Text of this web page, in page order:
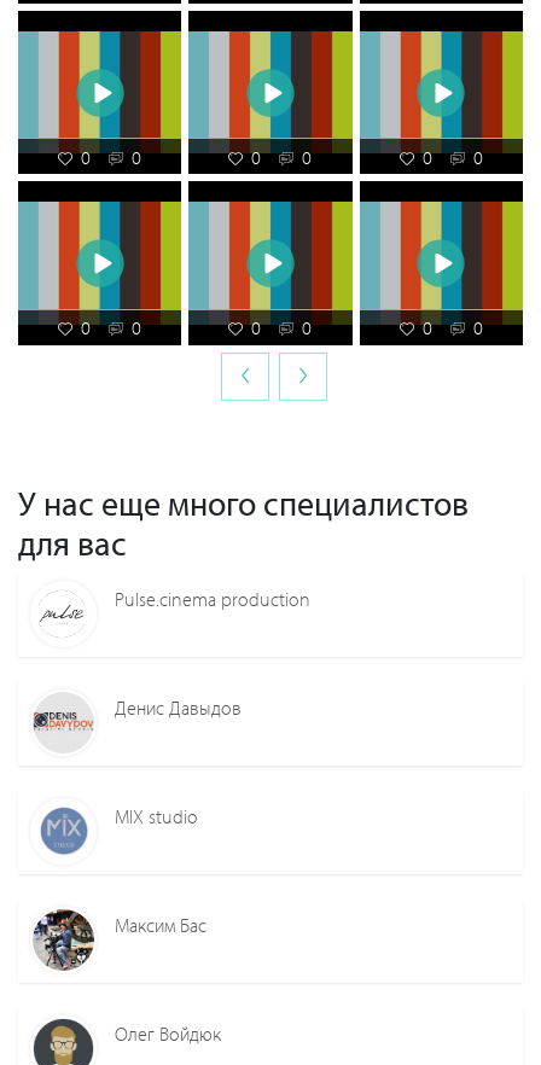
0 0 0 0 0 0
0 0 0 0 0 0
‹ ›
У нас еще много специалистов
для вас
Pulse.cinema production
Денис Давыдов
MIX studio
Максим Бас
Олег Войдюк